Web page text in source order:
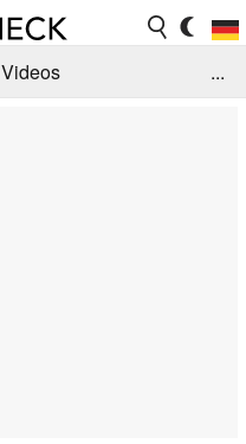
Videos
...